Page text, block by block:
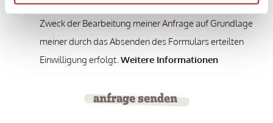
durch den datenschutzrechtlich Verantwortlichen zum
Zweck der Bearbeitung meiner Anfrage auf Grundlage
meiner durch das Absenden des Formulars erteilten
Einwilligung erfolgt. Weitere Informationen
anfrage senden